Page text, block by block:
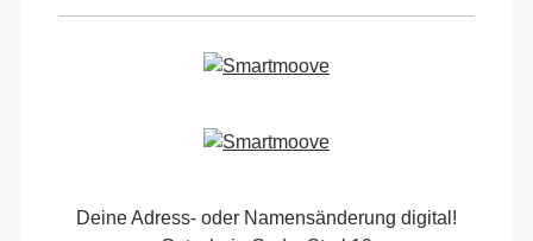
Deine Adress- oder Namensänderung digital!